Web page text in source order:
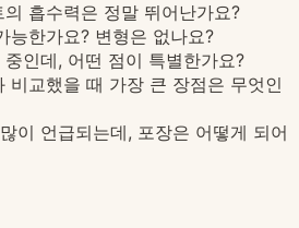
흡수력은 정말 뛰어난가요?
능한가요? 변형은 없나요?
인데, 어떤 점이 특별한가요?
비교했을 때 가장 큰 장점은 무엇인
이 언급되는데, 포장은 어떻게 되어